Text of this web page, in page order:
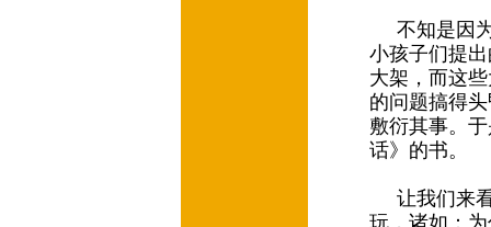
不知是因为
小孩子们提
大架，而这
的问题搞得
敷衍其事。
话》的书。
让我们来看
玩，诸如：